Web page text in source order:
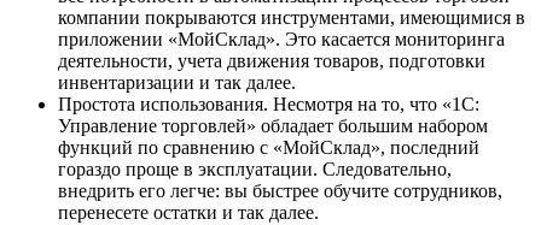
компании покрываются инструментами, имеющимися в
приложении «МойСклад». Это касается мониторинга
деятельности, учета движения товаров, подготовки
инвентаризации и так далее.
Простота использования. Несмотря на то, что «1С:
Управление торговлей» обладает большим набором
функций по сравнению с «МойСклад», последний
гораздо проще в эксплуатации. Следовательно,
внедрить его легче: вы быстрее обучите сотрудников,
перенесете остатки и так далее.